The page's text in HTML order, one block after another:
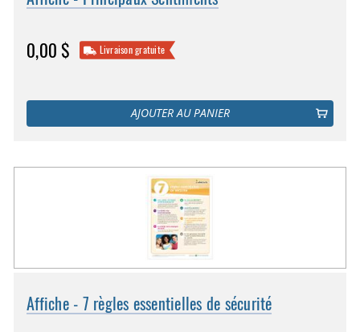
0,00 $ Livraison gratuite
AJOUTER AU PANIER
Affiche - 7 règles essentielles de sécurité